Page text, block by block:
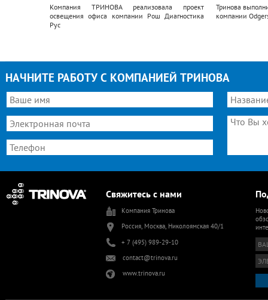
Компания ТРИНОВА реализовала проект
освещения офиса компании Рош Диагностика
Рус
Тринова
компании
НАЧНИТЕ РАБОТУ С КОМПАНИЕЙ ТРИНОВА
Свяжитесь с нами
Компания Тринова
Россия, Москва, Николоямская 40/1
+ 7 (495) 989-29-10
contact@trinova.ru
www.trinova.ru